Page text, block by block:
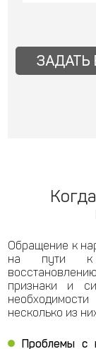
ЗАДАТЬ
Обращение к
на пути к
признаки и
несколько из
Проблемы с